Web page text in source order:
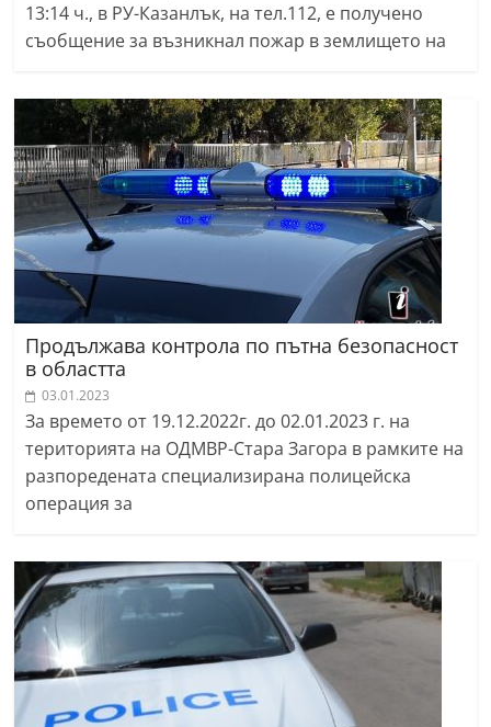
13:14 ч., в РУ-Казанлък, на тел.112, е получено
съобщение за възникнал пожар в землището на
Продължава контрола по пътна безопасност
в областта
03.01.2023
За времето от 19.12.2022г. до 02.01.2023 г. на
територията на ОДМВР-Стара Загора в рамките на
разпоредената специализирана полицейска
операция за